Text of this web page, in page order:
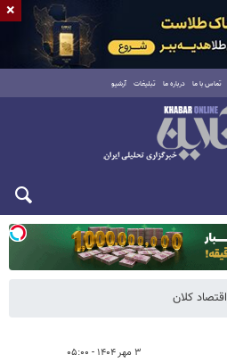
تماس با ما درباره ما تبلیغات آرشیو
اقتصاد کلان
۳ مهر ۱۴۰۴ - ۰۵:۰۰
×